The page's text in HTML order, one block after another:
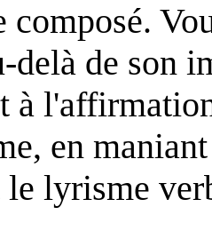
composé.
delà de son
à
en
le lyrisme